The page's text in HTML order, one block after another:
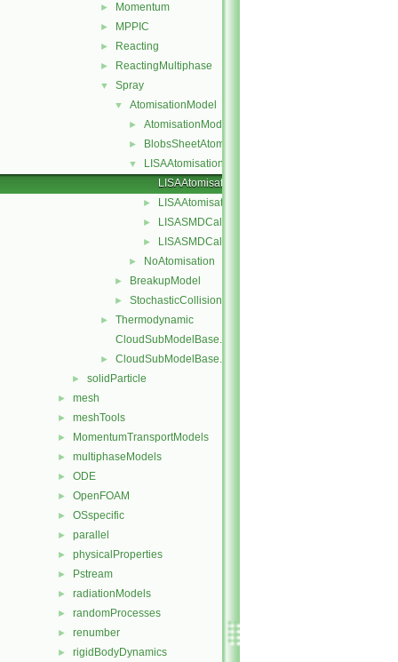
► Momentum
► MPPIC
► Reacting
► ReactingMultiphase
▼ Spray
▼ AtomisationModel
► AtomisationModel
► BlobsSheetAtomisation
▼
LISAAtomisation
LISAAtomisation.C
► LISAAtomisation.H
► LISASMDCalcMethod1.H
► LISASMDCalcMethod2.H
► NoAtomisation
► BreakupModel
► StochasticCollision
►
Thermodynamic
CloudSubModelBase.C
► CloudSubModelBase.H
► solidParticle
► mesh
► meshTools
► MomentumTransportModels
► multiphaseModels
► ODE
► OpenFOAM
► OSspecific
► parallel
► physicalProperties
► Pstream
► radiationModels
► randomProcesses
► renumber
► rigidBodyDynamics